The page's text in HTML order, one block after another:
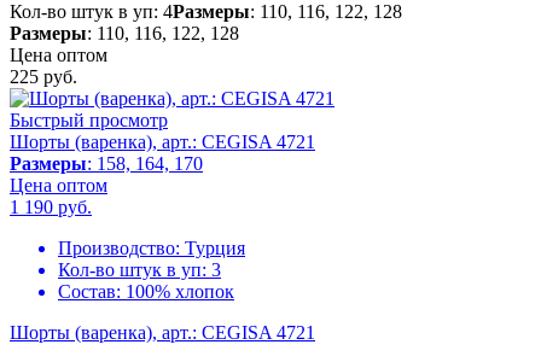
Кол-во штук в уп: 4Размеры: 110, 116, 122, 128
Размеры: 110, 116, 122, 128
Цена оптом
225 руб.
Быстрый просмотр
Шорты (варенка), арт.: CEGISA 4721
Размеры: 158, 164, 170
Цена оптом
1 190 руб.
Производство: Турция
Кол-во штук в уп: 3
Состав: 100% хлопок
Шорты (варенка), арт.: CEGISA 4721